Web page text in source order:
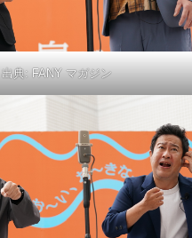
出典: FANY マガジン